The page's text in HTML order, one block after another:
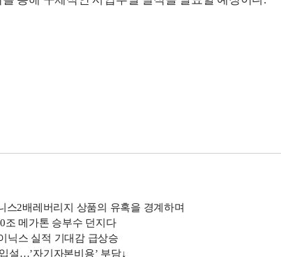
2배레버리지 상품의 유혹을 경계하며
조 메가톤 승부수 던지다
닉스 실적 기대감 급상승
설…’자기자본비용’ 부담↓